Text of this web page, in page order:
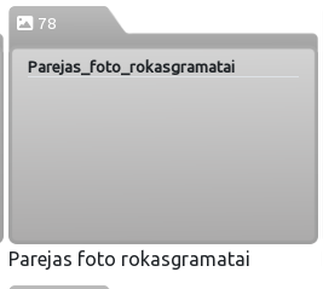
78
Parejas_foto_rokasgramatai
Parejas foto rokasgramatai